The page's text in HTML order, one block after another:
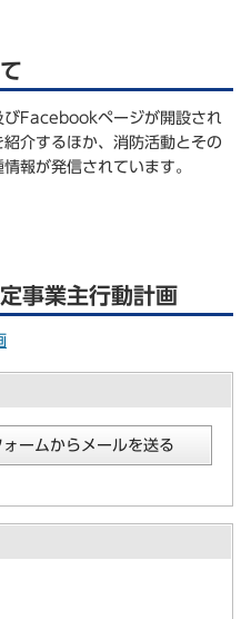
びFacebookページが開設され
介するほか、消防活動とその
報が発信されています。
事業主行動計画
ームからメールを送る